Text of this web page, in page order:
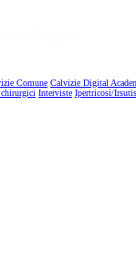
Comune Calvizie Digital
Interviste Ipertricosi/